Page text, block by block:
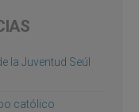
la Juventud Seúl
católico